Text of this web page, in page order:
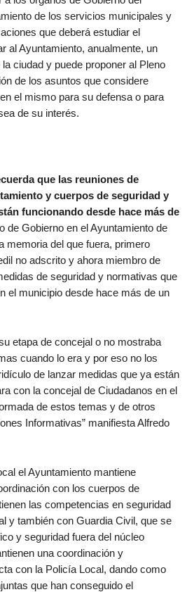
de los servicios municipales y
que deberá estudiar el
al Ayuntamiento, anualmente, un
ciudad y puede proponer al Pleno
de los asuntos que considere
el mismo para su defensa o para
de su interés.
que las reuniones de
y cuerpos de seguridad y
funcionando desde hace más de
de Gobierno en el Ayuntamiento de
memoria del que fuera, primero
no adscrito y ahora miembro de
de seguridad y normativas que
el municipio desde hace más de un
etapa de concejal o no mostraba
cuando lo era y por eso no los
de lanzar medidas que ya están
con la concejal de Ciudadanos en el
de estos temas y de otros
Informativas” manifiesta Alfredo
el Ayuntamiento mantiene
con los cuerpos de
las competencias en seguridad
y también con Guardia Civil, que se
y seguridad fuera del núcleo
una coordinación y
con la Policía Local, dando como
que han conseguido el